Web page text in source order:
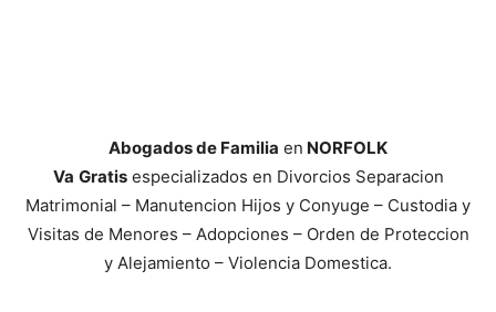
Abogados de Familia en NORFOLK
Va Gratisespecializados en Divorcios Separacion
Matrimonial – Manutencion Hijos y Conyuge – Custodia y
Visitas de Menores – Adopciones – Orden de Proteccion
y Alejamiento – Violencia Domestica.